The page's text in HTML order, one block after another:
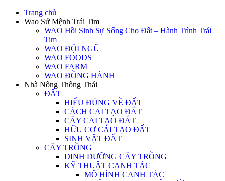
Trang chủ
Wao Sứ Mệnh Trái Tim
WAO Hồi Sinh Sự Sống Cho Đất – Hành Trình Trái
Tim
WAO ĐỘI NGŨ
WAO FOODS
WAO FARM
WAO ĐỒNG HÀNH
Nhà Nông Thông Thái
ĐẤT
HIỂU ĐÚNG VỀ ĐẤT
CÁCH CẢI TẠO ĐẤT
CÂY CẢI TẠO ĐẤT
HỮU CƠ CẢI TẠO ĐẤT
SINH VẬT ĐẤT
CÂY TRỒNG
DINH DƯỠNG CÂY TRỒNG
KỸ THUẬT CANH TÁC
MÔ HÌNH CANH TÁC